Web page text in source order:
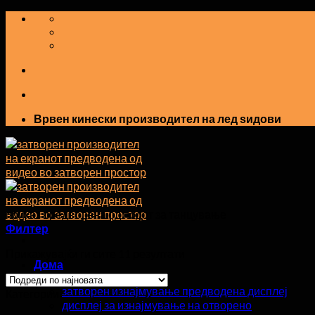
Прескокнете
содржината
Врвен кинески производител на лед ѕидови
Дома
Производи
затворен изнајмување предводена дисплеј
дисплеј за изнајмување на отворено
приказ предводена од подот за танцување
Филтер